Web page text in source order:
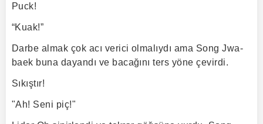
Puck!
“Kuak!”
Darbe almak çok acı verici olmalıydı ama Song Jwa-
baek buna dayandı ve bacağını ters yöne çevirdi.
Sıkıştır!
"Ah! Seni piç!"